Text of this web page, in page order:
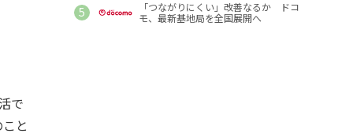
で
と
「つながりにくい」改善なるか ドコ
モ、最新基地局を全国展開へ